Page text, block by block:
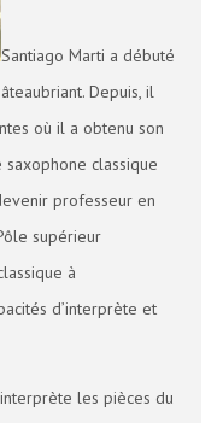
Santiago Marti a débuté
Depuis, il
où il a obtenu son
classique
professeur en
supérieur
à
d’interprète et
les pièces du